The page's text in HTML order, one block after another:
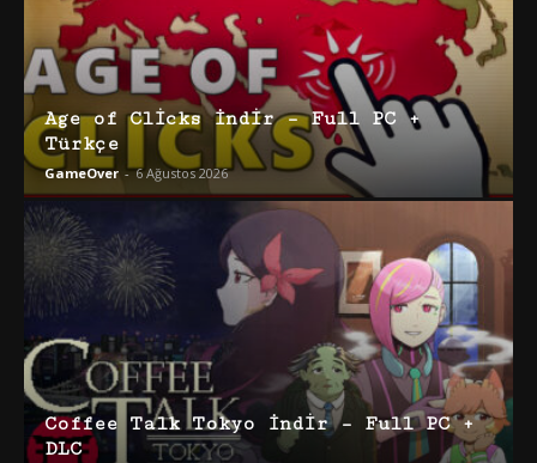
Age of Clicks İndir – Full PC +
Türkçe
GameOver - 6 Ağustos 2026
Coffee Talk Tokyo İndir – Full PC +
DLC